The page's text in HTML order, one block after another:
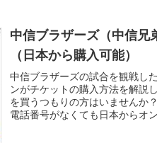
中信ブラザーズ（中信兄
（日本から購入可能）
中信ブラザーズの試合を観戦し
ンがチケットの購入方法を解説
を買うつもりの方はいませんか
電話番号がなくても日本からオ